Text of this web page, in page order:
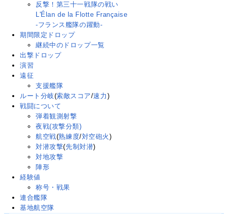
反撃！第三十一戦隊の戦い
L'Élan de la Flotte Française
-フランス艦隊の躍動-
期間限定ドロップ
継続中のドロップ一覧
出撃ドロップ
演習
遠征
支援艦隊
ルート分岐(索敵スコア/速力 )
戦闘について
弾着観測射撃
夜戦(攻撃分類)
航空戦(熟練度/対空砲火 )
対潜攻撃(先制対潜)
対地攻撃
陣形
経験値
称号・戦果
連合艦隊
基地航空隊